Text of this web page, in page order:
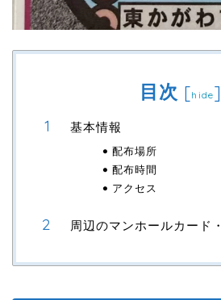
目次 [hide]
基本情報
配布場所
配布時間
アクセス
周辺のマンホールカード